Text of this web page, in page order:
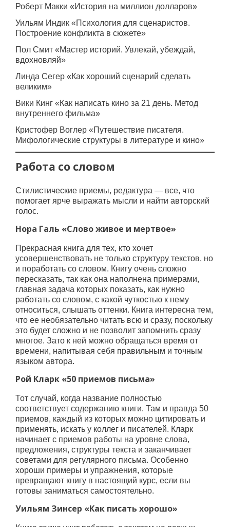
Роберт Макки «История на миллион долларов»
Уильям Индик «Психология для сценаристов.
Построение конфликта в сюжете»
Пол Смит «Мастер историй. Увлекай, убеждай,
вдохновляй»
Линда Сегер «Как хороший сценарий сделать
великим»
Вики Кинг «Как написать кино за 21 день. Метод
внутреннего фильма»
Кристофер Воглер «Путешествие писателя.
Мифологические структуры в литературе и кино»
Работа со словом
Стилистические приемы, редактура — все, что
помогает ярче выражать мысли и найти авторский
голос.
Нора Галь «Слово живое и мертвое»
Прекрасная книга для тех, кто хочет
усовершенствовать не только структуру текстов, но
и поработать со словом. Книгу очень сложно
пересказать, так как она наполнена примерами,
главная задача которых показать, как нужно
работать со словом, с какой чуткостью к нему
относиться, слышать оттенки. Книга интересна тем,
что ее необязательно читать всю и сразу, поскольку
это будет сложно и не позволит запомнить сразу
многое. Зато к ней можно обращаться время от
времени, напитывая себя правильным и точным
языком автора.
Рой Кларк «50 приемов письма»
Тот случай, когда название полностью
соответствует содержанию книги. Там и правда 50
приемов, каждый из которых можно цитировать и
применять, искать у коллег и писателей. Кларк
начинает с приемов работы на уровне слова,
предложения, структуры текста и заканчивает
советами для регулярного письма. Особенно
хороши примеры и упражнения, которые
превращают книгу в настоящий курс, если вы
готовы заниматься самостоятельно.
Уильям Зинсер «Как писать хорошо»